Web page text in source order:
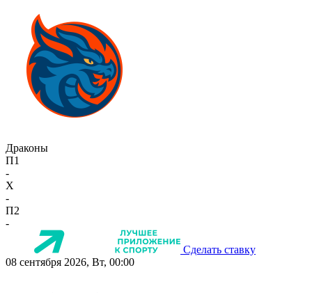
Драконы
П1
-
X
-
П2
-
Сделать ставку
08 сентября 2026, Вт, 00:00